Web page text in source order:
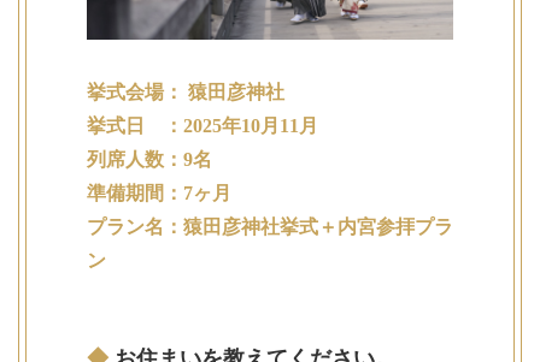
挙式会場： 猿田彦神社
挙式日 ：2025年10月11月
列席人数：9名
準備期間：7ヶ月
プラン名：猿田彦神社挙式＋内宮参拝プラ
ン